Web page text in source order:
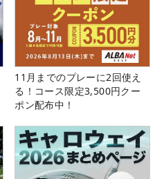
11月までのプレーに2回使え
る！コース限定3,500円クー
ポン配布中！